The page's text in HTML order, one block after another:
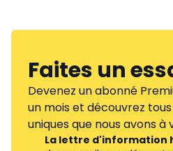
Faites un
Devenez un abonné
un mois et découvrez
uniques que nous avons à
La lettre d'information